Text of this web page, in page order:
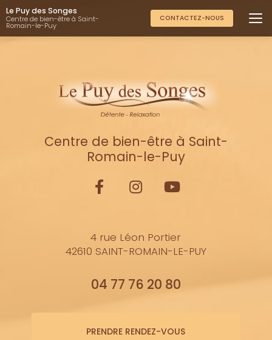
Aller
au
contenu
principal
Le Puy des Songes
Centre de bien-être à Saint-
Romain-le-Puy
CONTACTEZ-NOUS
Centre de bien-être à Saint-
Romain-le-Puy
4 rue Léon Portier
42610 SAINT-ROMAIN-LE-PUY
04 77 76 20 80
PRENDRE RENDEZ-VOUS